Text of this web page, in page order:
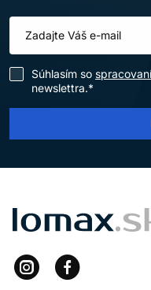
Súhlasím so
newslettra.*
LOMAX